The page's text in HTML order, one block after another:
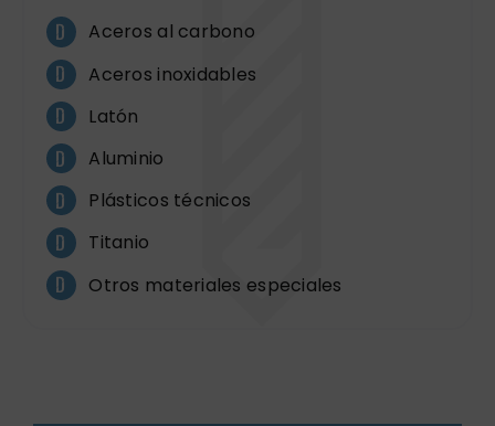
Aceros al carbono
Aceros inoxidables
Latón
Aluminio
Plásticos técnicos
Titanio
Otros materiales especiales